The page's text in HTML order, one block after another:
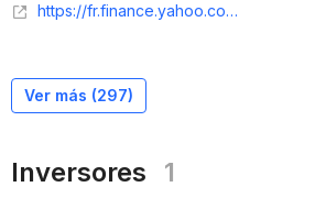
https://fr.finance.yahoo.com/actualites/infobip-digitas-middle-east-annoncent-173500930.html
Ver más (297)
Inversores 1